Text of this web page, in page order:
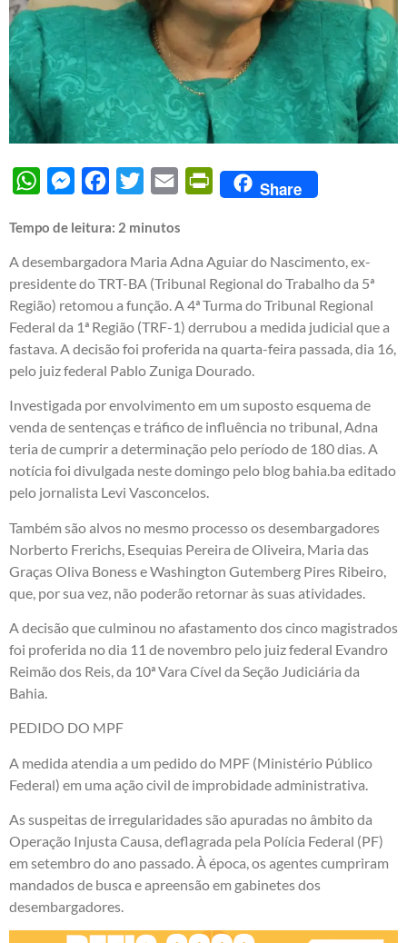
WhatsAppMessengerFacebook
Twitter Email PrintFriendly
Share
Tempo de leitura: 2 minutos
A desembargadora Maria Adna Aguiar do Nascimento, ex-
presidente do TRT-BA (Tribunal Regional do Trabalho da 5ª
Região) retomou a função. A 4ª Turma do Tribunal Regional
Federal da 1ª Região (TRF-1) derrubou a medida judicial que a
fastava. A decisão foi proferida na quarta-feira passada, dia 16,
pelo juiz federal Pablo Zuniga Dourado.
Investigada por envolvimento em um suposto esquema de
venda de sentenças e tráfico de influência no tribunal, Adna
teria de cumprir a determinação pelo período de 180 dias. A
notícia foi divulgada neste domingo pelo blog bahia.ba editado
pelo jornalista Levi Vasconcelos.
Também são alvos no mesmo processo os desembargadores
Norberto Frerichs, Esequias Pereira de Oliveira, Maria das
Graças Oliva Boness e Washington Gutemberg Pires Ribeiro,
que, por sua vez, não poderão retornar às suas atividades.
A decisão que culminou no afastamento dos cinco magistrados
foi proferida no dia 11 de novembro pelo juiz federal Evandro
Reimão dos Reis, da 10ª Vara Cível da Seção Judiciária da
Bahia.
PEDIDO DO MPF
A medida atendia a um pedido do MPF (Ministério Público
Federal) em uma ação civil de improbidade administrativa.
As suspeitas de irregularidades são apuradas no âmbito da
Operação Injusta Causa, deflagrada pela Polícia Federal (PF)
em setembro do ano passado. À época, os agentes cumpriram
mandados de busca e apreensão em gabinetes dos
desembargadores.